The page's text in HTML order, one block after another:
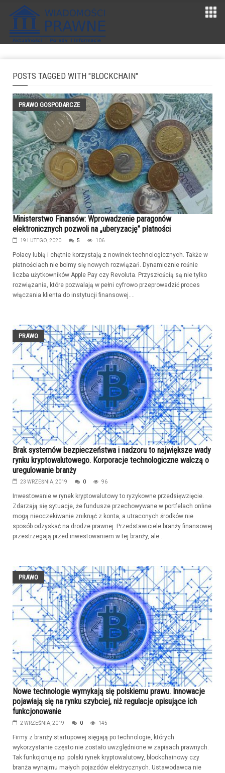
POSTS TAGGED WITH "BLOCKCHAIN"
PRAWO GOSPODARCZE
Ministerstwo Finansów: Wprowadzenie paragonów
elektronicznych pozwoli na „uberyzację” płatności
19 LUTEGO, 2020 5 106
Polacy lubią i chętnie korzystają z nowinek technologicznych. Także w
płatnościach nie boimy się nowych rozwiązań. Dynamicznie rośnie
liczba użytkowników Apple Pay czy Revoluta. Przyszłością są nie tylko
rozwiązania, które pozwalają w pełni cyfrowo przeprowadzić proces
włączania klienta do instytucji finansowej....
PRAWO
Brak systemów bezpieczeństwa i nadzoru to największe wady
rynku kryptowalutowego. Korporacje technologiczne walczą o
uregulowanie branży
23 WRZEŚNIA, 2019 0 96
Inwestowanie w rynek kryptowalutowy to ryzykowne przedsięwzięcie.
Zdarzają się sytuacje, że fundusze przechowywane w portfelach online
mogą nieoczekiwanie zniknąć z konta, a utraconych środków nie
sposób odzyskać na drodze prawnej. Przedstawiciele branży finansowej
przestrzegają przed inwestowaniem w tej branży, ale...
PRAWO
Nowe technologie wymykają się polskiemu prawu. Innowacje
pojawiają się na rynku szybciej, niż regulacje opisujące ich
funkcjonowanie
2 WRZEŚNIA, 2019 0 145
Firmy z branży startupowej sięgają po technologie, których
wykorzystanie często nie zostało uwzględnione w zapisach prawnych.
Tak funkcjonuje np. polski rynek kryptowalutowy, blockchainowy czy
branża wynajmu małych pojazdów elektrycznych. Ustawodawca nie